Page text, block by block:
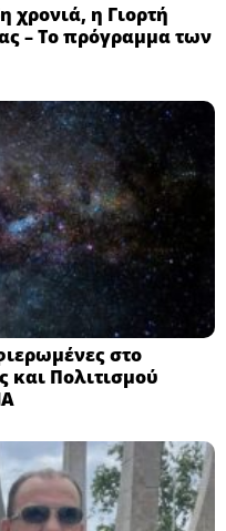
χρονιά, η Γιορτή
– Το πρόγραμμα των
στο
και Πολιτισμού